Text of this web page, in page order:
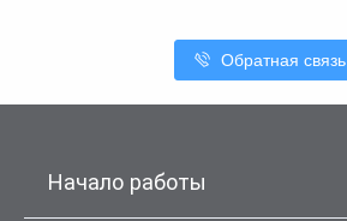
Обратная связь
Начало работы